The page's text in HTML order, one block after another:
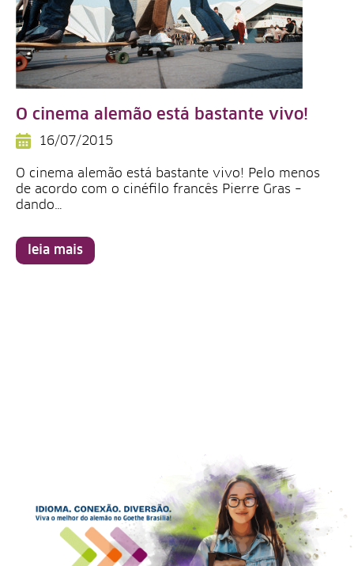
O cinema alemão está bastante vivo!
16/07/2015
O cinema alemão está bastante vivo! Pelo menos
de acordo com o cinéfilo francês Pierre Gras –
dando…
leia mais